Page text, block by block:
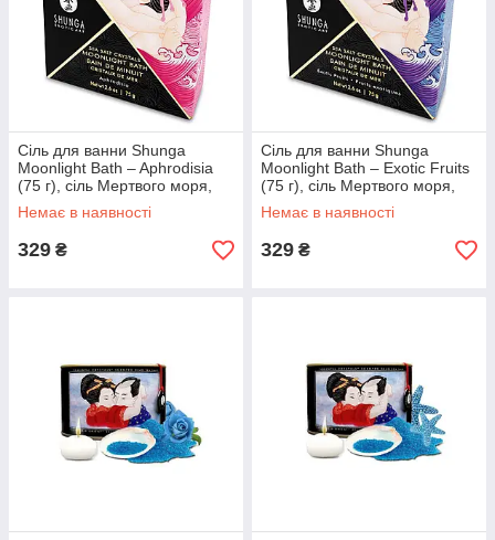
Сіль для ванни Shunga
Moonlight Bath – Aphrodisia
(75 г), сіль Мертвого моря,
ароматичні олії
Немає в наявності
329 ₴
Сіль для ванни Shunga
Moonlight Bath – Exotic Fruits
(75 г), сіль Мертвого моря,
ароматичні олії
Немає в наявності
329 ₴